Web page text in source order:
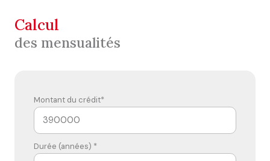
calcul
des mensualités
Montant du crédit*
Durée (années) *